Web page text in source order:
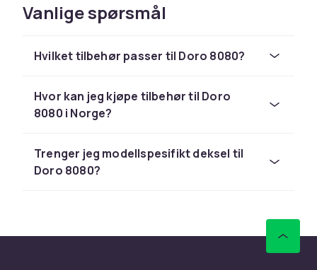
optimert for din daglige bruk.
Populært tilbehør til Doro
Riktig deksel beskytter din Doro 8080 mot riper
og fall uten unødvendig vekt. Velg mellom
støtdempende alternativer eller stilige
lommebokdeksler. Se
hos CDON.
lader kan du lade Doro 8080 vesentlig raskere
enn med standardladeren. Utforsk vores
Vanlige spørsmål
Hvilket tilbehør passer til Doro 8080?
Hvor kan jeg kjøpe tilbehør til Doro
8080 i Norge?
Trenger jeg modellspesifikt deksel til
Doro 8080?